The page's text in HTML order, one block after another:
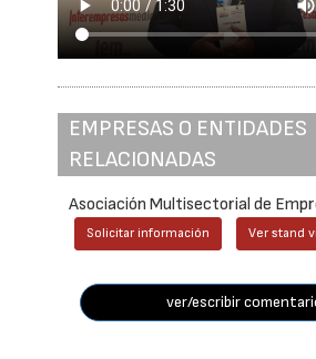
EMPRESAS O ENTIDADES
RELACIONADAS
Asociación Multisectorial de
Solicitar información Ver stand
ver/escribir